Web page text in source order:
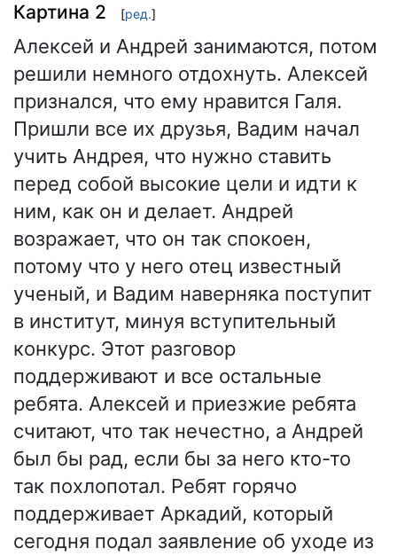
Картина 2 [ред.]
Алексей и Андрей занимаются, потом
решили немного отдохнуть. Алексей
признался, что ему нравится Галя.
Пришли все их друзья, Вадим начал
учить Андрея, что нужно ставить
перед собой высокие цели и идти к
ним, как он и делает. Андрей
возражает, что он так спокоен,
потому что у него отец известный
ученый, и Вадим наверняка поступит
в институт, минуя вступительный
конкурс. Этот разговор
поддерживают и все остальные
ребята. Алексей и приезжие ребята
считают, что так нечестно, а Андрей
был бы рад, если бы за него кто-то
так похлопотал. Ребят горячо
поддерживает Аркадий, который
сегодня подал заявление об уходе из